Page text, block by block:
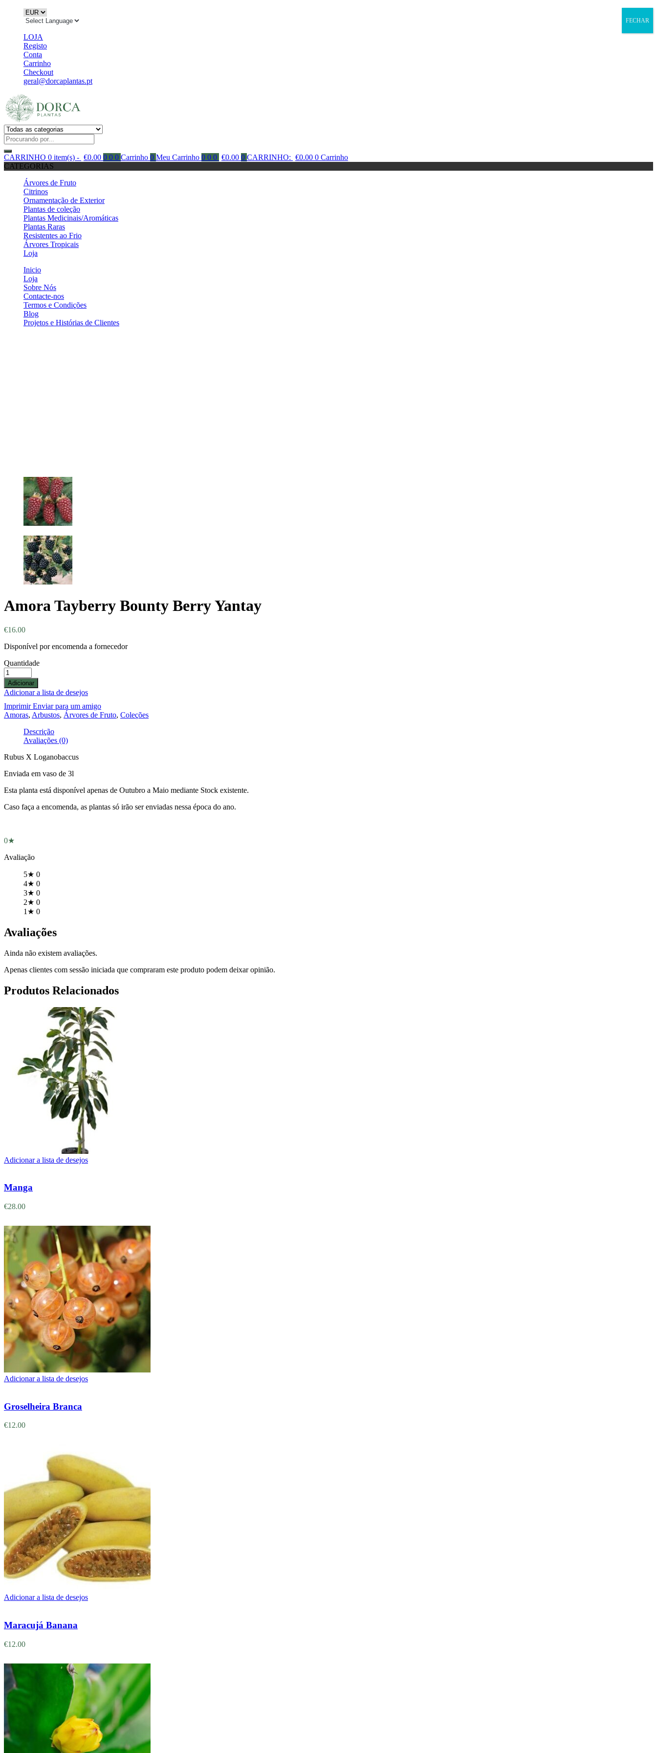
LOJA
Registo
Conta
Carrinho
Checkout
geral@dorcaplantas.pt
CARRINHO 0 item(s) - €0.00 0 0 0 Carrinho 0 Meu Carrinho 0 0 0 €0.00 0 CARRINHO: €0.00 0 Carrinho
CATEGORIAS
Árvores de Fruto
Citrinos
Ornamentação de Exterior
Plantas de coleção
Plantas Medicinais/Aromáticas
Plantas Raras
Resistentes ao Frio
Árvores Tropicais
Loja
Inicio
Loja
Sobre Nós
Contacte-nos
Termos e Condições
Blog
Projetos e Histórias de Clientes
Amora Tayberry Bounty Berry Yantay
€16.00
Disponível por encomenda a fornecedor
Quantidade
Adicionar
Adicionar a lista de desejos
ImprimirEnviar para um amigo
Amoras, Arbustos, Árvores de Fruto, Coleções
Descrição
Avaliações (0)
Rubus X Loganobaccus
Enviada em vaso de 3l
Esta planta está disponível apenas de Outubro a Maio mediante Stock existente.
Caso faça a encomenda, as plantas só irão ser enviadas nessa época do ano.
0★
Avaliação
5★ 0
4★ 0
3★ 0
2★ 0
1★ 0
Avaliações
Ainda não existem avaliações.
Apenas clientes com sessão iniciada que compraram este produto podem deixar opinião.
Produtos Relacionados
Adicionar a lista de desejos
Manga
€28.00
Adicionar a lista de desejos
Groselheira Branca
€12.00
Adicionar a lista de desejos
Maracujá Banana
€12.00
FECHAR